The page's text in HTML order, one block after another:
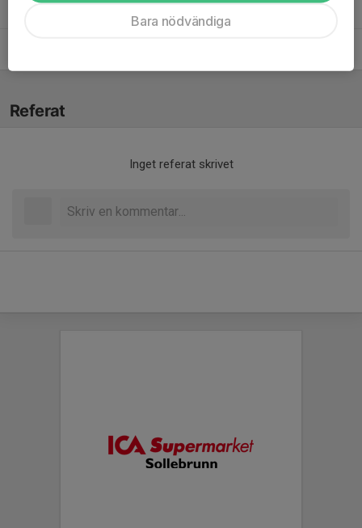
Johan MökanderTränare
Referat
Inget referat skrivet
Bara nödvändiga